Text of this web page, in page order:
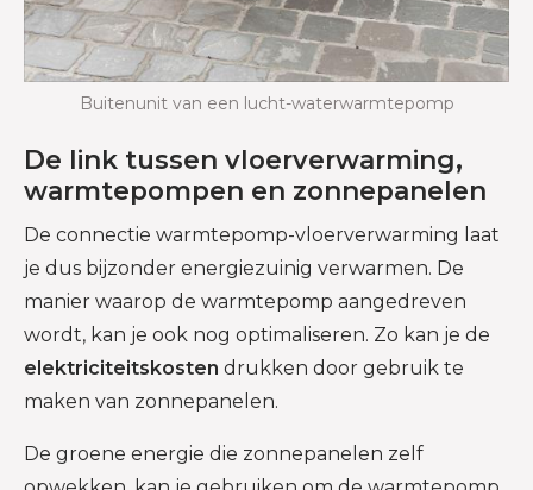
Buitenunit van een lucht-waterwarmtepomp
De link tussen vloerverwarming,
warmtepompen en zonnepanelen
De connectie warmtepomp-vloerverwarming laat
je dus bijzonder energiezuinig verwarmen. De
manier waarop de warmtepomp aangedreven
wordt, kan je ook nog optimaliseren. Zo kan je de
elektriciteitskosten drukken door gebruik te
maken van zonnepanelen.
De groene energie die zonnepanelen zelf